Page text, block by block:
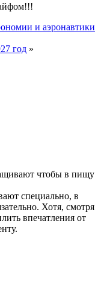
и аэронавтики
год »
чтобы в пищу
специально, в
Хотя, смотря
впечатления от